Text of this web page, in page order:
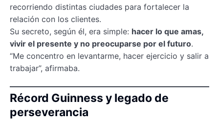
recorriendo distintas ciudades para fortalecer la
relación con los clientes.
Su secreto, según él, era simple: hacer lo que amas,
vivir el presente y no preocuparse por el futuro.
“Me concentro en levantarme, hacer ejercicio y salir a
trabajar”, afirmaba.
Récord Guinness y legado de
perseverancia